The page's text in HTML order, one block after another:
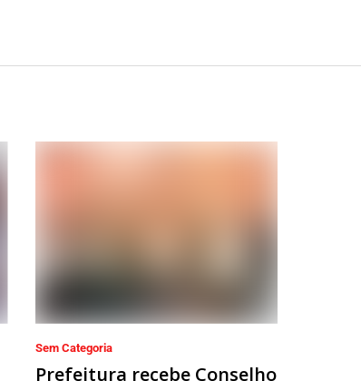
Sem Categoria
Prefeitura recebe Conselho